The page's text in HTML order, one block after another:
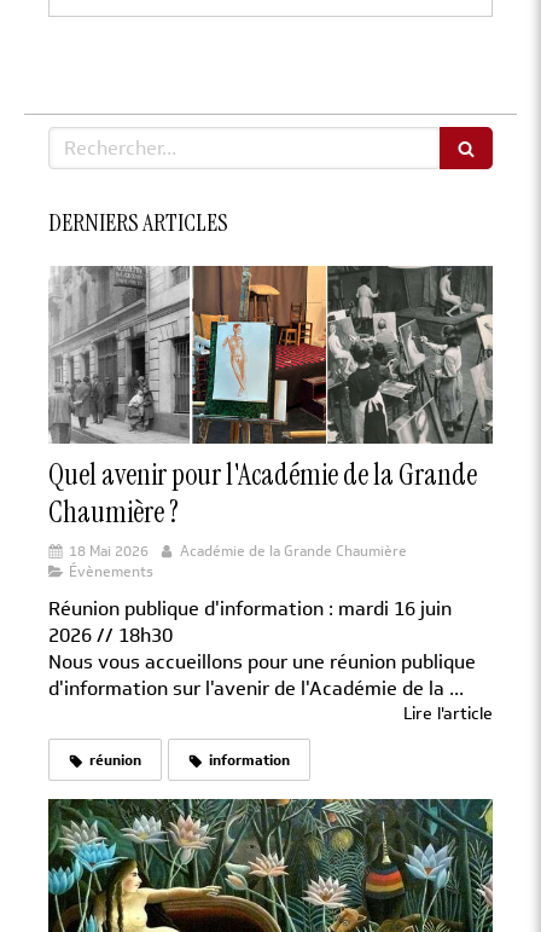
Rechercher
DERNIERS ARTICLES
Quel avenir pour l'Académie de la Grande
Chaumière ?
18 Mai 2026
Académie de la Grande Chaumière
Évènements
Réunion publique d'information : mardi 16 juin
2026 // 18h30
Nous vous accueillons pour une réunion publique
d'information sur l'avenir de l'Académie de la ...
Lire l'article
réunion information